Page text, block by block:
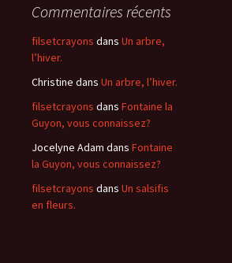
Commentaires récents
filsetcrayons dans Un arbre,
l’hiver.
Christine dans Un arbre, l’hiver.
filsetcrayons dans Fontaine la
Guyon, vous connaissez?
Jocelyne Adam dans Fontaine
la Guyon, vous connaissez?
filsetcrayons dans Un salsifis
en fleurs.